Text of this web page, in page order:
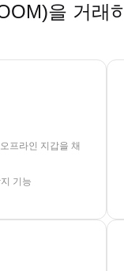
을 거래
프라인 지갑을 채
기능